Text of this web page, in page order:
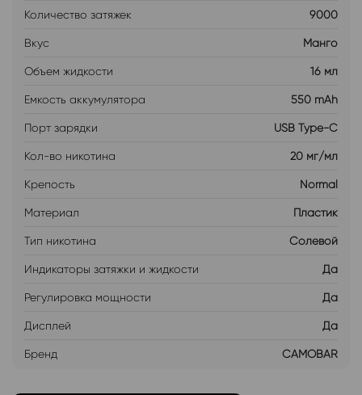
Количество затяжек 9000
Вкус Манго
Объем жидкости 16 мл
Емкость аккумулятора 550 mAh
Порт зарядки USB Type-C
Кол-во никотина 20 мг/мл
Крепость Normal
Материал Пластик
Тип никотина Солевой
Индикаторы затяжки и жидкости Да
Регулировка мощности Да
Дисплей Да
Бренд CAMOBAR